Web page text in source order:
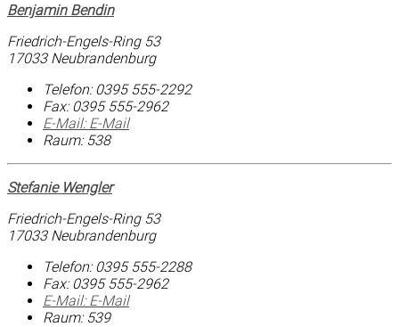
Benjamin Bendin
Friedrich-Engels-Ring 53
17033 Neubrandenburg
Telefon:0395 555-2292
Fax:0395 555-2962
E-Mail: E-Mail
Raum: 538
Stefanie Wengler
Friedrich-Engels-Ring 53
17033 Neubrandenburg
Telefon:0395 555-2288
Fax:0395 555-2962
E-Mail: E-Mail
Raum: 539